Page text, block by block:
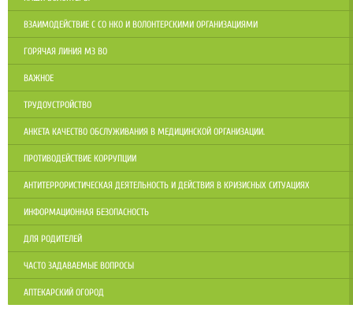
ВЗАИМОДЕЙСТВИЕ С СО НКО И ВОЛОНТЕРСКИМИ ОРГАНИЗАЦИЯМИ
ГОРЯЧАЯ ЛИНИЯ МЗ ВО
ВАЖНОЕ
ТРУДОУСТРОЙСТВО
АНКЕТА КАЧЕСТВО ОБСЛУЖИВАНИЯ В МЕДИЦИНСКОЙ ОРГАНИЗАЦИИ.
ПРОТИВОДЕЙСТВИЕ КОРРУПЦИИ
АНТИТЕРРОРИСТИЧЕСКАЯ ДЕЯТЕЛЬНОСТЬ И ДЕЙСТВИЯ В КРИЗИСНЫХ СИТУАЦИЯХ
ИНФОРМАЦИОННАЯ БЕЗОПАСНОСТЬ
ДЛЯ РОДИТЕЛЕЙ
ЧАСТО ЗАДАВАЕМЫЕ ВОПРОСЫ
АПТЕКАРСКИЙ ОГОРОД